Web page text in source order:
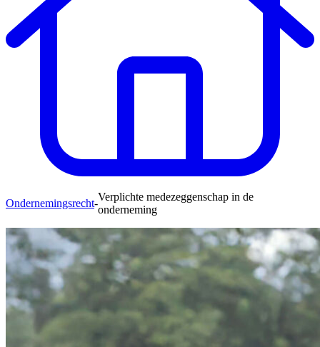
Ondernemingsrecht-
Verplichte medezeggenschap in de
onderneming